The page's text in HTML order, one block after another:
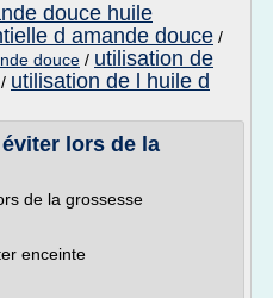
douce huile
d amande douce /
douce / utilisation de
/ utilisation de l huile d
lors de la
de la grossesse
enceinte